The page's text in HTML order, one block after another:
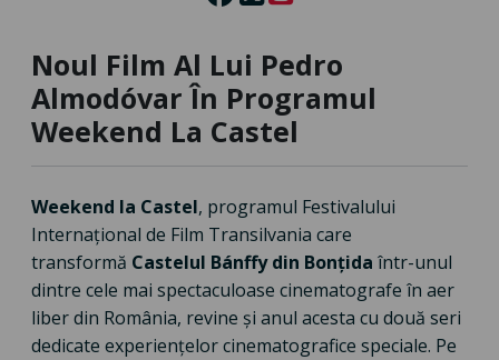
Noul Film Al Lui Pedro
Almodóvar În Programul
Weekend La Castel
Weekend la Castel, programul Festivalului
Internațional de Film Transilvania care
transformă Castelul Bánffy din Bonțida într-unul
dintre cele mai spectaculoase cinematografe în aer
liber din România, revine și anul acesta cu două seri
dedicate experiențelor cinematografice speciale. Pe